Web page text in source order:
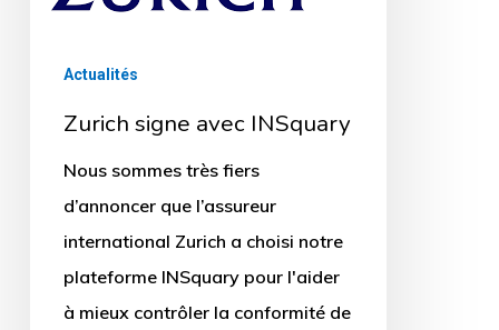
Actualités
Zurich signe avec INSquary
Nous sommes très fiers
d’annoncer que l’assureur
international Zurich a choisi notre
plateforme INSquary pour l'aider
à mieux contrôler la conformité de